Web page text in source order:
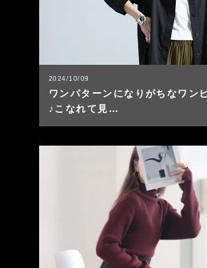
2024/10/09
ワンパターンになりがちなワン
♪こなれて見…